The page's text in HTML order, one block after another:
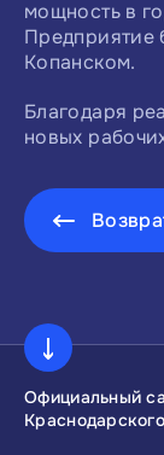
мощность в
Предприятие
Копанском.
Благодаря
новых
Официальный